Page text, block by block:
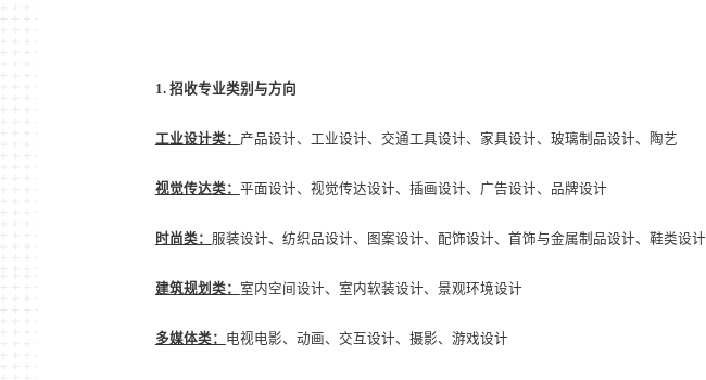
1. 招收专业类别与方向
工业设计类： 产品设计、工业设计、交通工具设计、家具设计、玻璃制品设计、陶艺
视觉传达类： 平面设计、视觉传达设计、插画设计、广告设计、品牌设计
时尚类： 服装设计、纺织品设计、图案设计、配饰设计、首饰与金属制品设计、鞋类设计
建筑规划类： 室内空间设计、室内软装设计、景观环境设计
多媒体类： 电视电影、动画、交互设计、摄影、游戏设计